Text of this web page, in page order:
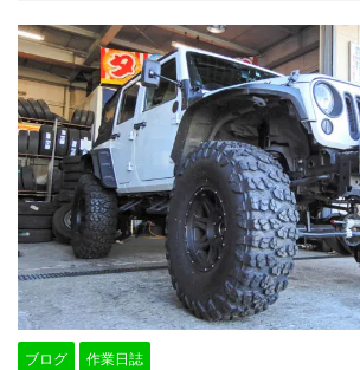
ブログ 作業日誌